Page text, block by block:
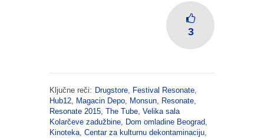
3
Ključne reči: Drugstore, Festival Resonate,
Hub12, Magacin Depo, Monsun, Resonate,
Resonate 2015, The Tube, Velika sala
Kolarčeve zadužbine, Dom omladine Beograd,
Kinoteka, Centar za kulturnu dekontaminaciju,